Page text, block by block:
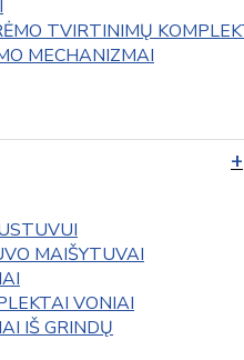
TVIRTINIMŲ
MECHANIZMAI
MAIŠYTUVAI
VONIAI
IŠ GRINDŲ